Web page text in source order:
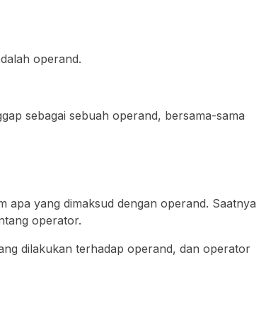
operand.
sebagai sebuah operand, bersama-sama
apa yang dimaksud dengan operand. Saatnya
operator.
dilakukan terhadap operand, dan operator